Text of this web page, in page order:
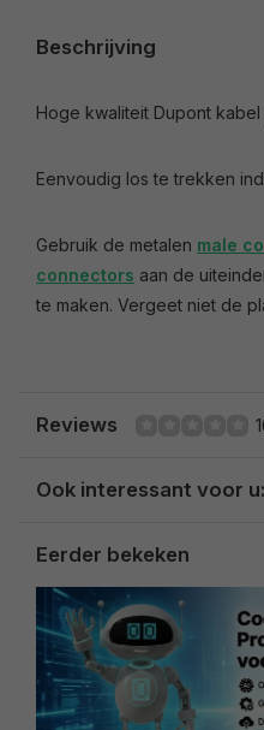
Beschrijving
Hoge kwaliteit Dupont
Eenvoudig los te trekken
Gebruik de metalen male
connectors aan de
te maken. Vergeet niet de
Reviews
Ook interessant voor u:
Eerder bekeken